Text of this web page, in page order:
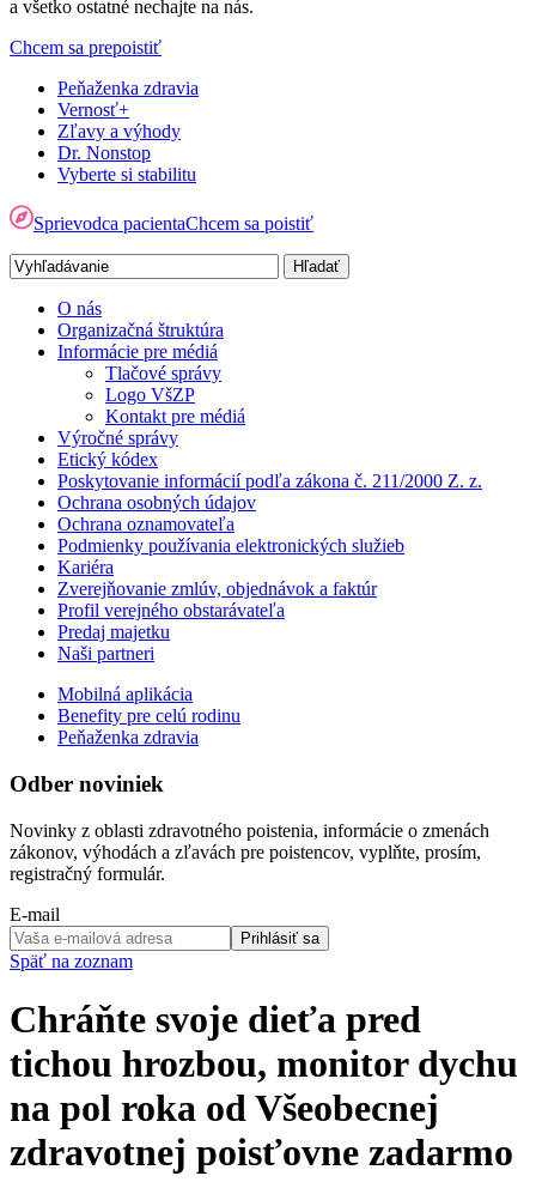
a všetko ostatné nechajte na nás.
Chcem sa prepoistiť
Peňaženka zdravia
Vernosť+
Zľavy a výhody
Dr. Nonstop
Vyberte si stabilitu
Sprievodca pacientaChcem sa poistiť
O nás
Organizačná štruktúra
Informácie pre médiá
Tlačové správy
Logo VšZP
Kontakt pre médiá
Výročné správy
Etický kódex
Poskytovanie informácií podľa zákona č. 211/2000 Z. z.
Ochrana osobných údajov
Ochrana oznamovateľa
Podmienky používania elektronických služieb
Kariéra
Zverejňovanie zmlúv, objednávok a faktúr
Profil verejného obstarávateľa
Predaj majetku
Naši partneri
Mobilná aplikácia
Benefity pre celú rodinu
Peňaženka zdravia
Odber noviniek
Novinky z oblasti zdravotného poistenia, informácie o zmenách
zákonov, výhodách a zľavách pre poistencov, vyplňte, prosím,
registračný formulár.
E-mail
Prihlásiť sa
Späť na zoznam
Chráňte svoje dieťa pred
tichou hrozbou, monitor dychu
na pol roka od Všeobecnej
zdravotnej poisťovne zadarmo